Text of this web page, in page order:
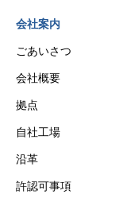
会社案内
ごあいさつ
会社概要
拠点
自社工場
沿革
許認可事項